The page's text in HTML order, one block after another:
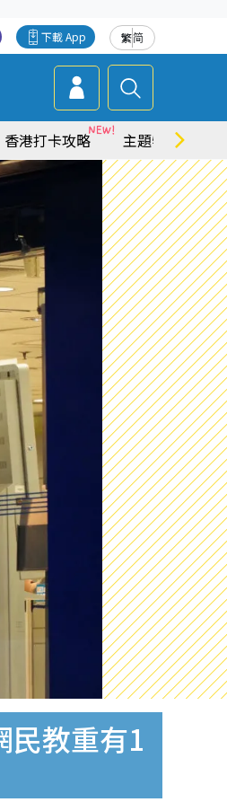
繁简
下載 App
香港打卡攻略 主題特集
民教重有1